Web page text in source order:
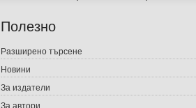
Полезно
Разширено търсене
Новини
За издатели
За автори